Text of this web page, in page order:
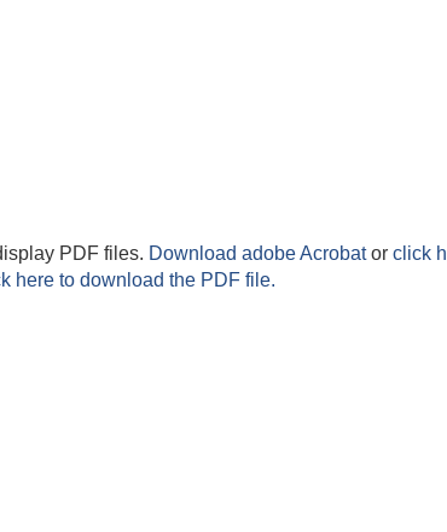
PDF files. Download adobe Acrobator click
here to download the PDF file.